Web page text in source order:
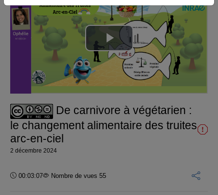
Lire
vidéo
De carnivore à végétarien :
le changement alimentaire des truites
arc-en-ciel
2 décembre 2024
Durée :
00:03:07 Nombre de vues 55